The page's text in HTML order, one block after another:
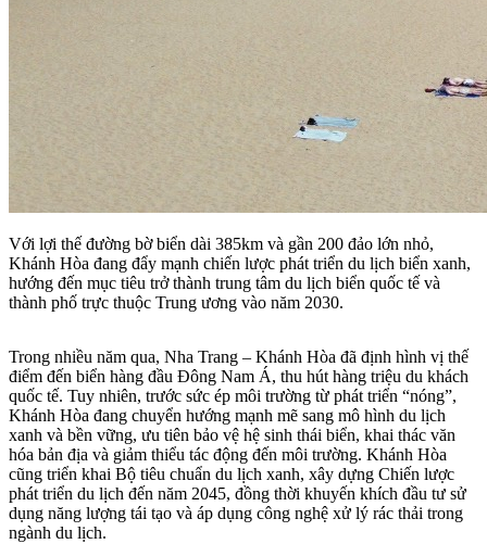
Với lợi thế đường bờ biển dài 385km và gần 200 đảo lớn nhỏ,
Khánh Hòa đang đẩy mạnh chiến lược phát triển du lịch biển xanh,
hướng đến mục tiêu trở thành trung tâm du lịch biển quốc tế và
thành phố trực thuộc Trung ương vào năm 2030.
Trong nhiều năm qua, Nha Trang – Khánh Hòa đã định hình vị thế
điểm đến biển hàng đầu Đông Nam Á, thu hút hàng triệu du khách
quốc tế. Tuy nhiên, trước sức ép môi trường từ phát triển “nóng”,
Khánh Hòa đang chuyển hướng mạnh mẽ sang mô hình du lịch
xanh và bền vững, ưu tiên bảo vệ hệ sinh thái biển, khai thác văn
hóa bản địa và giảm thiểu tác động đến môi trường. Khánh Hòa
cũng triển khai Bộ tiêu chuẩn du lịch xanh, xây dựng Chiến lược
phát triển du lịch đến năm 2045, đồng thời khuyến khích đầu tư sử
dụng năng lượng tái tạo và áp dụng công nghệ xử lý rác thải trong
ngành du lịch.